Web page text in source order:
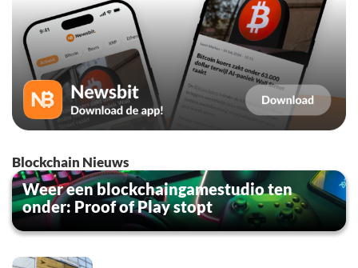
Blockchain Nieuws
Weer een blockchaingamestudio ten
onder: Proof of Play stopt